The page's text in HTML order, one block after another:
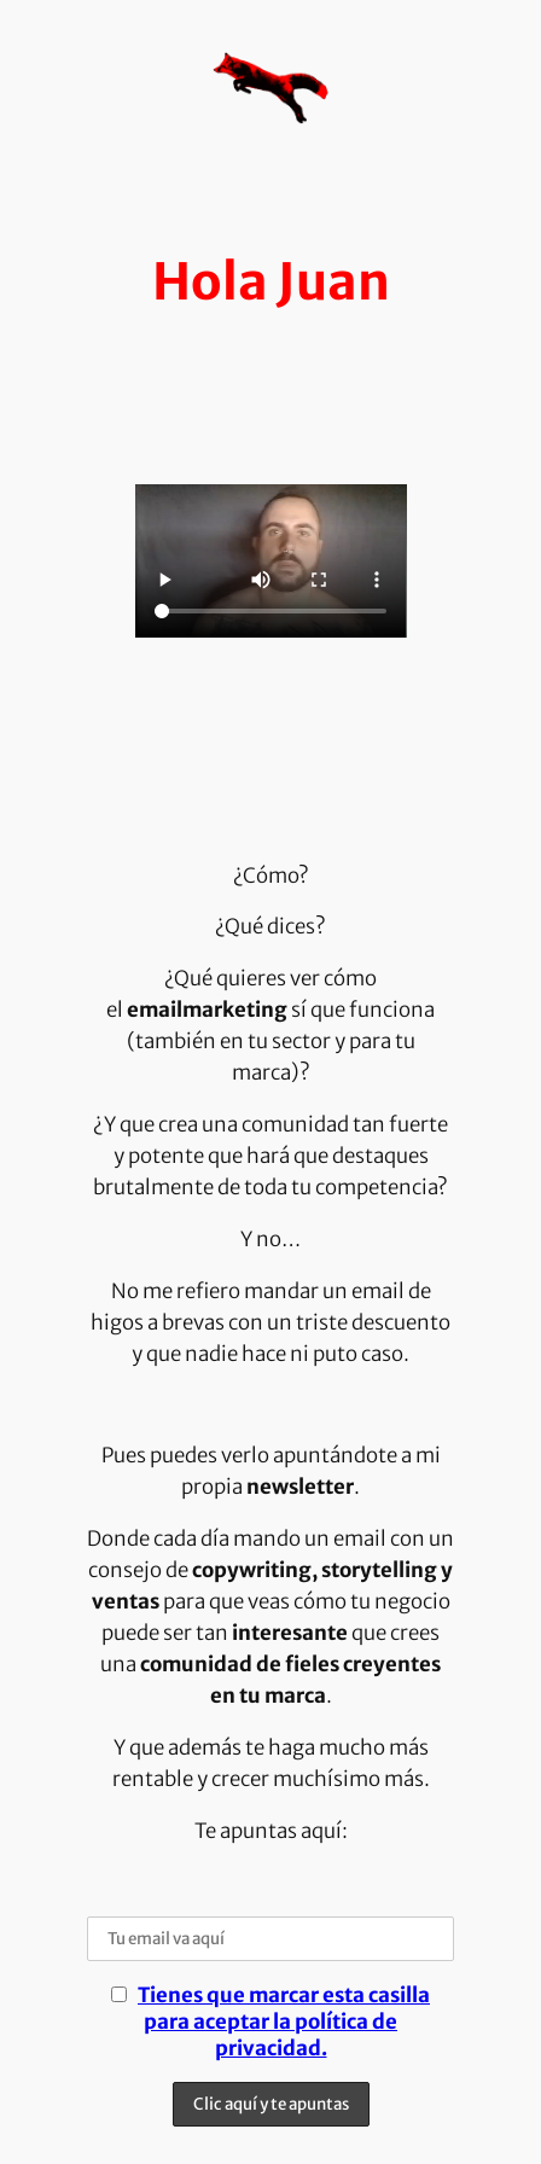
Hola Juan
¿Cómo?
¿Qué dices?
¿Qué quieres ver cómo
el emailmarketingsí que funciona
(también en tu sector y para tu
marca)?
¿Y que crea una comunidad tan fuerte
y potente que hará que destaques
brutalmente de toda tu competencia?
Y no…
No me refiero mandar un email de
higos a brevas con un triste descuento
y que nadie hace ni puto caso.
Pues puedes verlo apuntándote a mi
propia newsletter.
Donde cada día mando un email con un
consejo decopywriting, storytelling y
ventaspara que veas cómo tu negocio
puede ser tan interesanteque crees
unacomunidad de fieles creyentes
en tu marca.
Y que además te haga mucho más
rentable y crecer muchísimo más.
Te apuntas aquí:
Tienes que marcar esta casilla
para aceptar la política de
privacidad.